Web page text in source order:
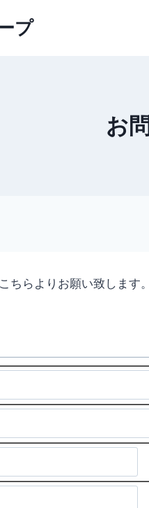
プ
お
ちらよりお願い致します。